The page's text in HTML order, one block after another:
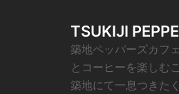
TSUKIJI
築地ペッパーズカフ
とコーヒーを楽しむ
築地にて一息つきた